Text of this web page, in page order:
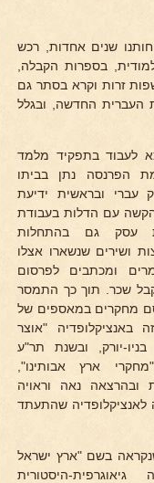
שנים אחדות, רכש
בספרות הקבלה,
זרות וקרא בסתר גם
העברית החדשה, ובגלל
לעבוד בתפקיד מלמד
הפרנסה נתן בביתו
עברי ובראשית ידיעת
עם הדלות בעבודת
עסק גם בהתחלות
ושירים שנשארו אצלו
ומכתבים לפרסום
שכר. תוך כך התמסר
מחקרים במאספים של
באנציקלופדיה "אוצר
בניו-יורק, ובשנת תר"ע
ארץ אבותינו",
ובהרצאה נאה וראויה
לאנציקלופדיה שהתעתד
בשם "ארץ ישראל
גיאוגרפית-היסטורית